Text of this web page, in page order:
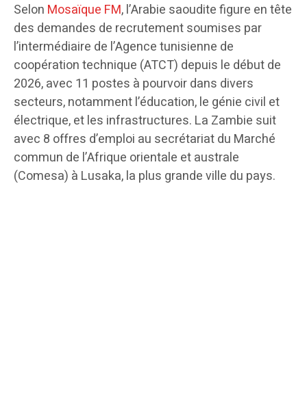
Selon Mosaïque FM, l’Arabie saoudite figure en tête
des demandes de recrutement soumises par
l’intermédiaire de l’Agence tunisienne de
coopération technique (ATCT) depuis le début de
2026, avec 11 postes à pourvoir dans divers
secteurs, notamment l’éducation, le génie civil et
électrique, et les infrastructures. La Zambie suit
avec 8 offres d’emploi au secrétariat du Marché
commun de l’Afrique orientale et australe
(Comesa) à Lusaka, la plus grande ville du pays.